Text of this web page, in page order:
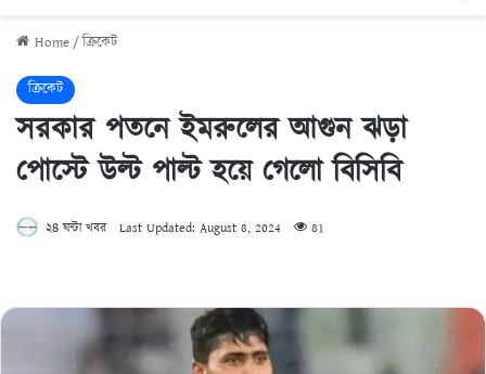
Home/ক্রিকেট
ক্রিকেট
সরকার পতনে ইমরুলের আগুন ঝড়া
পোস্টে উল্ট পাল্ট হয়ে গেলো বিসিবি
২৪ ঘন্টা খবর Last Updated: August 8, 2024 81